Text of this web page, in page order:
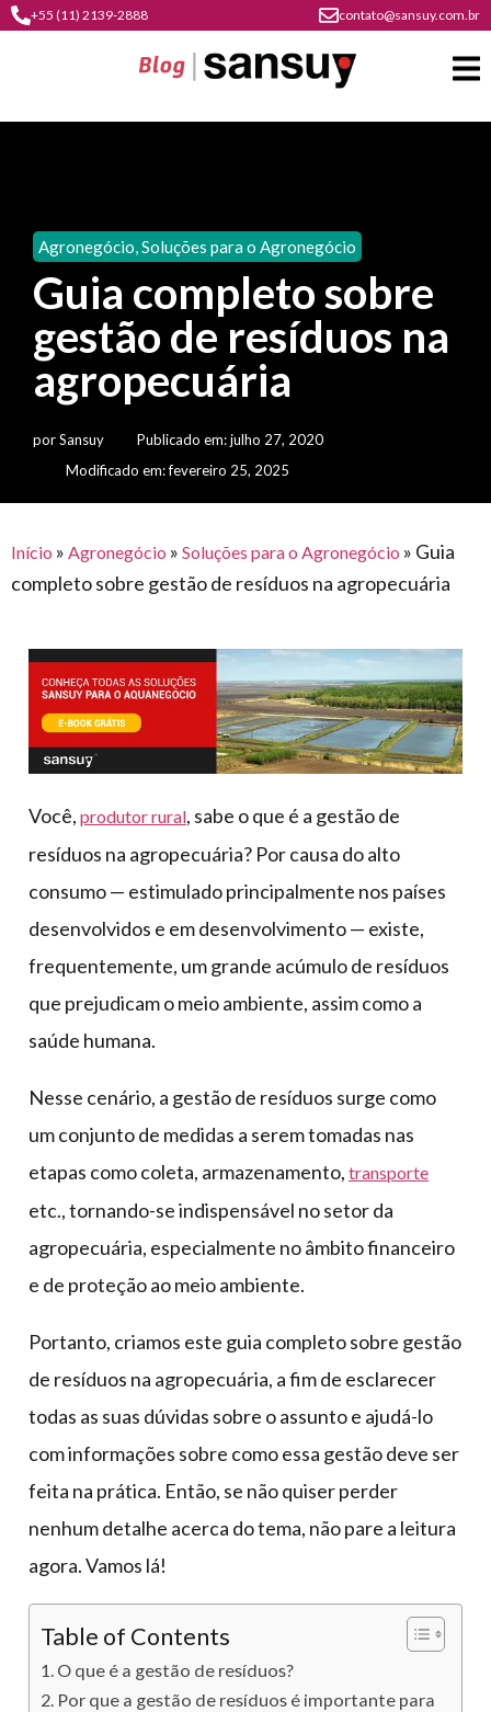
+55 (11) 2139-2888 contato@sansuy.com.br
contato
cultura
do
institucional
materiais
gratuitos
eventos
Agronegócio
psicultura
em
soluções
para
agronegócio
Coberturas
barracas
toldos
comunicação
visual
construção
civil
mercado
automotivo
móveis,
calçados,
epi's
e
multiúso
Transporte
e logística
armazenagem
lonas
de
caminhoneiro
Agronegócio,Soluções para o Agronegócio
Guia completo sobre
gestão de resíduos na
agropecuária
porSansuy Publicado em:julho 27, 2020
Modificado em: fevereiro 25, 2025
Início » Agronegócio » Soluções para o Agronegócio » Guia
completo sobre gestão de resíduos na agropecuária
Você, produtor rural, sabe o que é a gestão de
resíduos na agropecuária? Por causa do alto
consumo — estimulado principalmente nos países
desenvolvidos e em desenvolvimento — existe,
frequentemente, um grande acúmulo de resíduos
que prejudicam o meio ambiente, assim como a
saúde humana.
Nesse cenário, a gestão de resíduos surge como
um conjunto de medidas a serem tomadas nas
etapas como coleta, armazenamento, transporte
etc., tornando-se indispensável no setor da
agropecuária, especialmente no âmbito financeiro
e de proteção ao meio ambiente.
Portanto, criamos este guia completo sobre gestão
de resíduos na agropecuária, a fim de esclarecer
todas as suas dúvidas sobre o assunto e ajudá-lo
com informações sobre como essa gestão deve ser
feita na prática. Então, se não quiser perder
nenhum detalhe acerca do tema, não pare a leitura
agora. Vamos lá!
Table of Contents
O que é a gestão de resíduos?
Por que a gestão de resíduos é importante para